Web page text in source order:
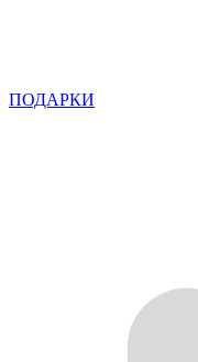
ПОДАРКИ